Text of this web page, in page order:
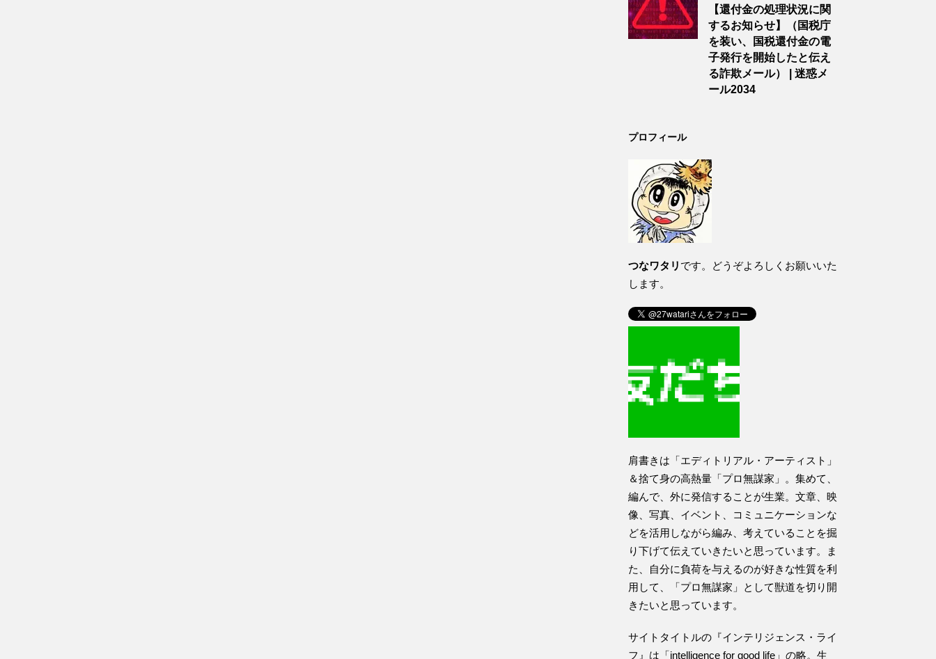
【還付金の処理状況に関
するお知らせ】（国税庁
を装い、国税還付金の電
子発行を開始したと伝え
る詐欺メール） | 迷惑メ
ール2034
プロフィール
つなワタリ です。どうぞよろしくお願いいた
します。
肩書きは「エディトリアル・アーティスト」
＆捨て身の高熱量「プロ無謀家」。集めて、
編んで、外に発信することが生業。文章、映
像、写真、イベント、コミュニケーションな
どを活用しながら編み、考えていることを掘
り下げて伝えていきたいと思っています。ま
た、自分に負荷を与えるのが好きな性質を利
用して、「プロ無謀家」として獣道を切り開
きたいと思っています。
サイトタイトルの『インテリジェンス・ライ
フ』は「intelligence for good life」の略。生